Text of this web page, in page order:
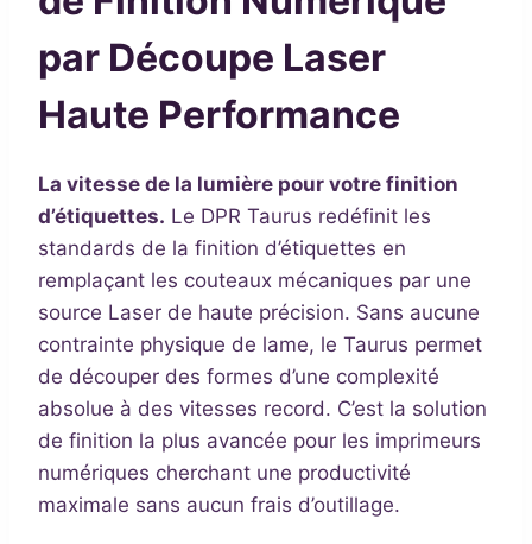
par Découpe Laser
Haute Performance
La vitesse de la lumière pour votre finition
d’étiquettes. Le DPR Taurus redéfinit les
standards de la finition d’étiquettes en
remplaçant les couteaux mécaniques par une
source Laser de haute précision. Sans aucune
contrainte physique de lame, le Taurus permet
de découper des formes d’une complexité
absolue à des vitesses record. C’est la solution
de finition la plus avancée pour les imprimeurs
numériques cherchant une productivité
maximale sans aucun frais d’outillage.